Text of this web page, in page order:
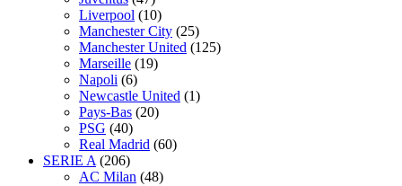
Liverpool (10)
Manchester City (25)
Manchester United (125)
Marseille (19)
Napoli (6)
Newcastle United (1)
Pays-Bas (20)
PSG (40)
Real Madrid (60)
SERIE A (206)
AC Milan (48)